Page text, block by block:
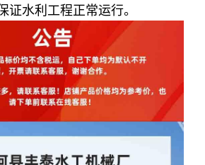
证水利工程正常运行。